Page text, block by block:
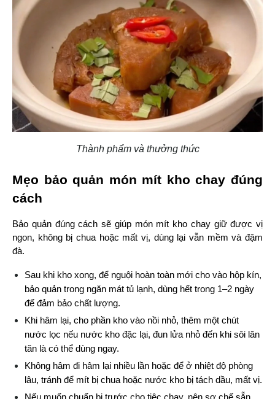
Thành phẩm và thưởng thức
Mẹo bảo quản món mít kho chay đúng
cách
Bảo quản đúng cách sẽ giúp món mít kho chay giữ được vị
ngon, không bị chua hoặc mất vị, dùng lại vẫn mềm và đậm
đà.
Sau khi kho xong, để nguội hoàn toàn mới cho vào hộp kín,
bảo quản trong ngăn mát tủ lạnh, dùng hết trong 1–2 ngày
để đảm bảo chất lượng.
Khi hâm lại, cho phần kho vào nồi nhỏ, thêm một chút
nước lọc nếu nước kho đặc lại, đun lửa nhỏ đến khi sôi lăn
tăn là có thể dùng ngay.
Không hâm đi hâm lại nhiều lần hoặc để ở nhiệt độ phòng
lâu, tránh để mít bị chua hoặc nước kho bị tách dầu, mất vị.